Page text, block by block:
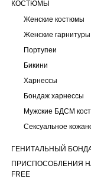
КОСТЮМЫ
Женские костюмы
Женские гарнитуры
Портупеи
Бикини
Харнессы
Бондаж харнессы
Мужские БДСМ
Сексуальное
ГЕНИТАЛЬНЫЙ
ПРИСПОСОБЛЕНИЯ
FREE